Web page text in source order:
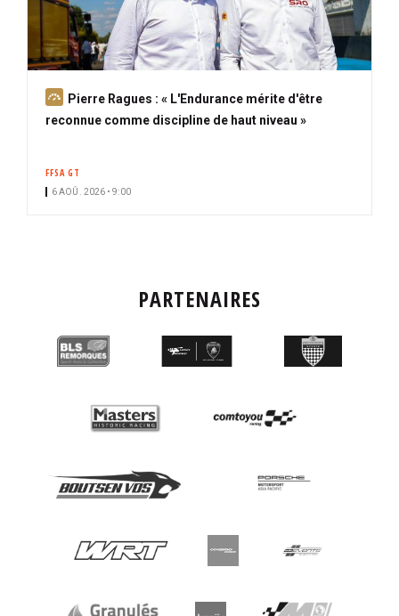
A
b
Pierre Ragues : « L'Endurance mérite d'être
reconnue comme discipline de haut niveau »
FFSA GT
6 AOÛ. 2026 • 9:00
PARTENAIRES